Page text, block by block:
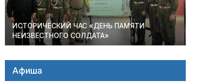
ИСТОРИЧЕСКИЙ ЧАС «ДЕНЬ ПАМЯТИ
НЕИЗВЕСТНОГО СОЛДАТА»
Афиша